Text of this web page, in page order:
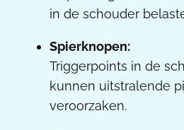
in de schouder
Spierknopen:
Triggerpoints in de
kunnen uitstralende
veroorzaken.